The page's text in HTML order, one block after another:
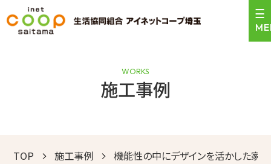
0120-471-159 ＼24時間受付中！／
WORKS
施工事例
TOP 施工事例 機能性の中にデザインを活かした家族